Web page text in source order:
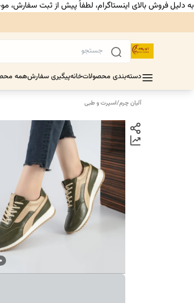
به دلیل فروش بالای اینستاگرام، لطفاً پیش از ثبت سفارش،
دسته‌بندی محصولاتخانهپیگیری سفارشهمه
آلیان چرم/اسپرت و طبی